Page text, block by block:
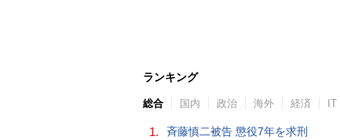
ランキング
総合 国内 政治 海外 経済 IT
1. 斉藤慎二被告 懲役7年を求刑